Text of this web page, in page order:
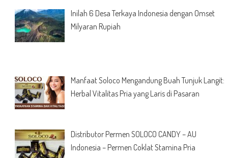
Inilah 6 Desa Terkaya Indonesia dengan Omset
Milyaran Rupiah
Manfaat Soloco Mengandung Buah Tunjuk Langit:
Herbal Vitalitas Pria yang Laris di Pasaran
Distributor Permen SOLOCO CANDY – AU
Indonesia – Permen Coklat Stamina Pria